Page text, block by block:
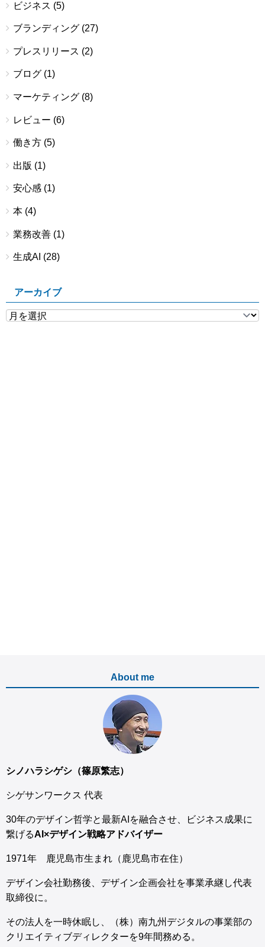
ビジネス (5)
ブランディング (27)
プレスリリース (2)
ブログ (1)
マーケティング (8)
レビュー (6)
働き方 (5)
出版 (1)
安心感 (1)
本 (4)
業務改善 (1)
生成AI (28)
アーカイブ
About me
シノハラシゲシ（篠原繁志）
シゲサンワークス 代表
30年のデザイン哲学と最新AIを融合させ、ビジネス成果に
繋げるAI×デザイン戦略アドバイザー
1971年 鹿児島市生まれ（鹿児島市在住）
デザイン会社勤務後、デザイン企画会社を事業承継し代表
取締役に。
その法人を一時休眠し、（株）南九州デジタルの事業部の
クリエイティブディレクターを9年間務める。